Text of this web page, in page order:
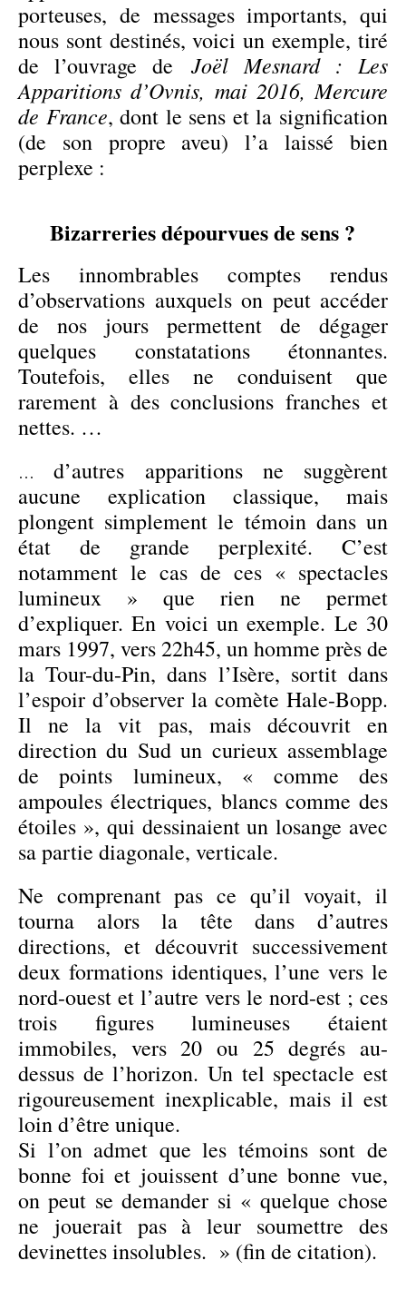
porteuses, de messages importants, qui
nous sont destinés, voici un exemple, tiré
de l’ouvrage de Joël Mesnard : Les
Apparitions d’Ovnis, mai 2016, Mercure
de France, dont le sens et la signification
(de son propre aveu) l’a laissé bien
perplexe :
Bizarreries dépourvues de sens ?
Les innombrables comptes rendus
d’observations auxquels on peut accéder
de nos jours permettent de dégager
quelques constatations étonnantes.
Toutefois, elles ne conduisent que
rarement à des conclusions franches et
nettes. …
…d’autres apparitions ne suggèrent
aucune explication classique, mais
plongent simplement le témoin dans un
état de grande perplexité. C’est
notamment le cas de ces « spectacles
lumineux » que rien ne permet
d’expliquer. En voici un exemple. Le 30
mars 1997, vers 22h45, un homme près de
la Tour-du-Pin, dans l’Isère, sortit dans
l’espoir d’observer la comète Hale-Bopp.
Il ne la vit pas, mais découvrit en
direction du Sud un curieux assemblage
de points lumineux, « comme des
ampoules électriques, blancs comme des
étoiles », qui dessinaient un losange avec
sa partie diagonale, verticale.
Ne comprenant pas ce qu’il voyait, il
tourna alors la tête dans d’autres
directions, et découvrit successivement
deux formations identiques, l’une vers le
nord-ouest et l’autre vers le nord-est ; ces
trois figures lumineuses étaient
immobiles, vers 20 ou 25 degrés au-
dessus de l’horizon. Un tel spectacle est
rigoureusement inexplicable, mais il est
loin d’être unique.
Si l’on admet que les témoins sont de
bonne foi et jouissent d’une bonne vue,
on peut se demander si « quelque chose
ne jouerait pas à leur soumettre des
devinettes insolubles. » (fin de citation).